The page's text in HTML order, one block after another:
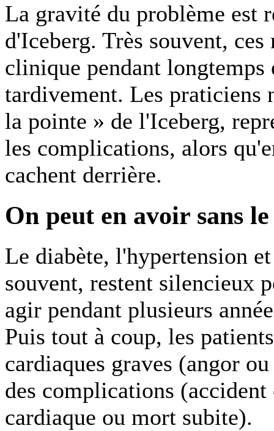
La gravité du problème est
d'Iceberg. Très souvent,
clinique pendant longtemps
tardivement. Les praticiens
la pointe » de l'Iceberg,
les complications, alors
cachent derrière.
On peut en avoir sans
Le diabète, l'hypertension
souvent, restent silencieux
agir pendant plusieurs
Puis tout à coup, les
cardiaques graves (angor
des complications
cardiaque ou mort subite).